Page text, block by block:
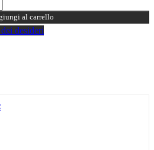
al carrello
desideri